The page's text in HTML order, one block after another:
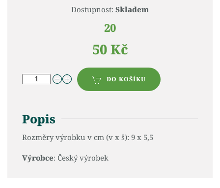
Dostupnost: Skladem
20
50 Kč
DO KOŠÍKU
Popis
Rozměry výrobku v cm (v x š): 9 x 5,5
Výrobce: Český výrobek